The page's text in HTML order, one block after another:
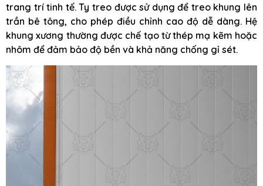
trang trí tinh tế. Ty treo được sử dụng để treo khung lên
trần bê tông, cho phép điều chỉnh cao độ dễ dàng. Hệ
khung xương thường được chế tạo từ thép mạ kẽm hoặc
nhôm để đảm bảo độ bền và khả năng chống gỉ sét.